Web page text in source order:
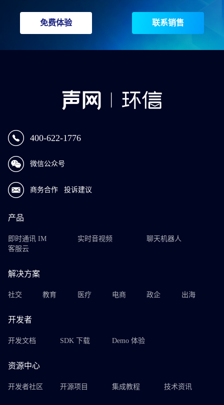
免费体验 联系销售
400-622-1776
微信公众号
商务合作 投诉建议
产品
即时通讯 IM 实时音视频
聊天机器人
客服云
解决方案
社交 教育 医疗 电商 政企 出海
开发者
开发文档 SDK 下载 Demo 体验
资源中心
开发者社区 开源项目 集成教程 技术资讯